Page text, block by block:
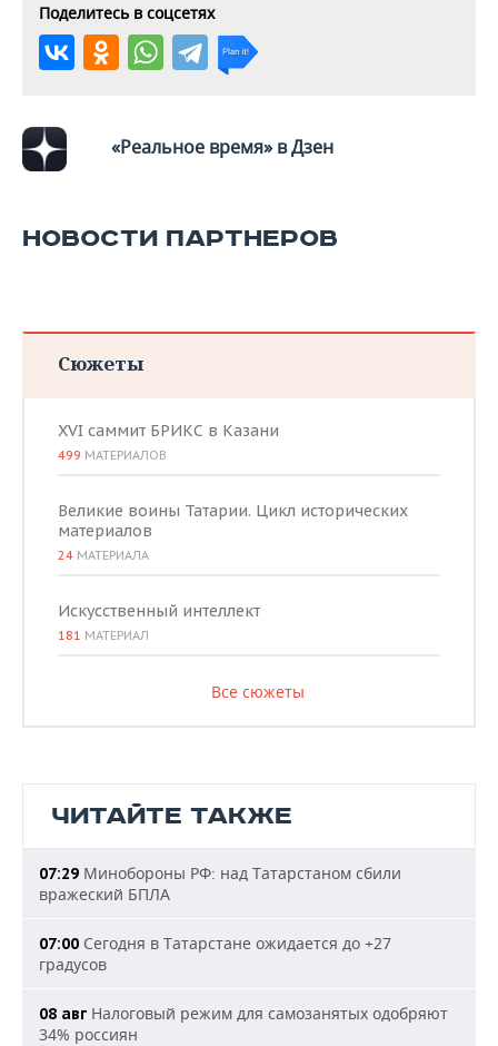
Поделитесь в соцсетях
«Реальное время» в Дзен
НОВОСТИ ПАРТНЕРОВ
Сюжеты
XVI саммит БРИКС в Казани
499 МАТЕРИАЛОВ
Великие воины Татарии. Цикл исторических
материалов
24 МАТЕРИАЛА
Искусственный интеллект
181 МАТЕРИАЛ
Все сюжеты
ЧИТАЙТЕ ТАКЖЕ
07:29 Минобороны РФ: над Татарстаном сбили
вражеский БПЛА
07:00 Сегодня в Татарстане ожидается до +27
градусов
08 авг Налоговый режим для самозанятых одобряют
34% россиян